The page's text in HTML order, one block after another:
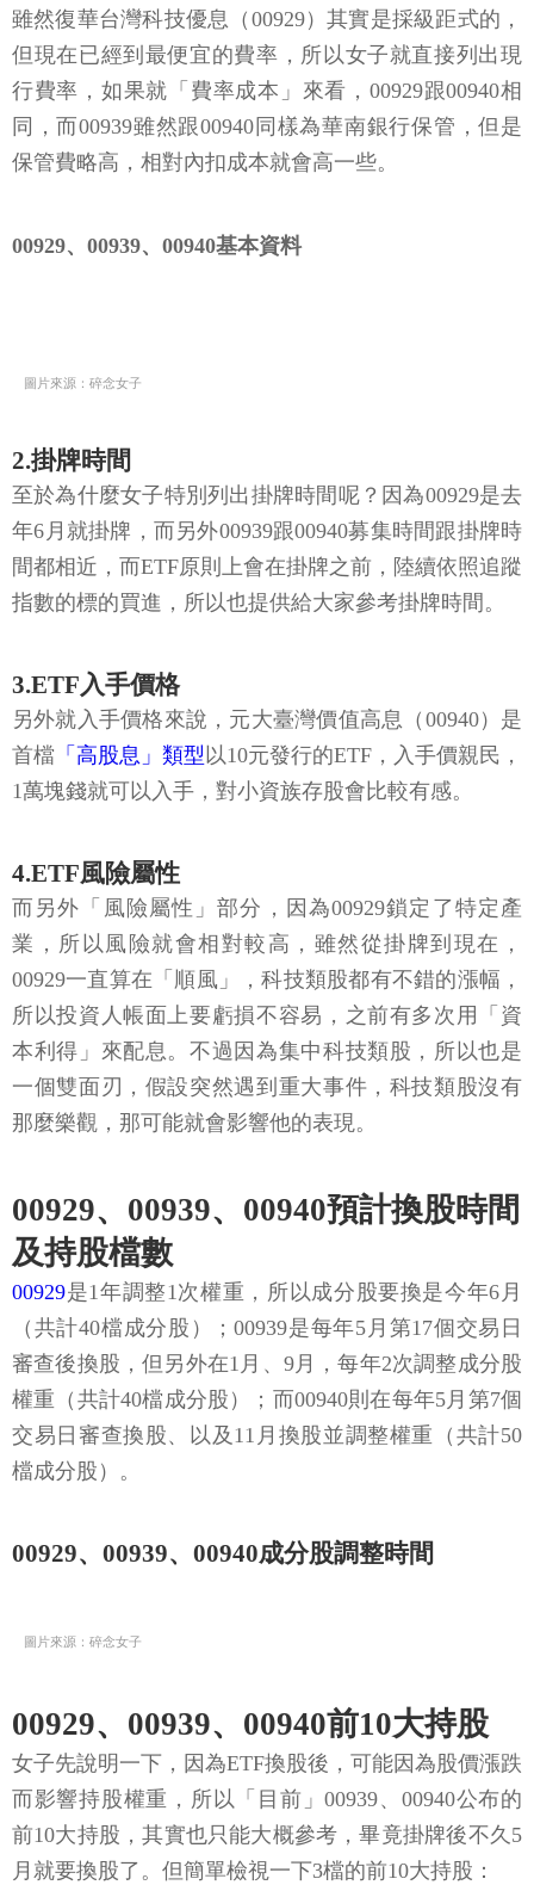
雖然復華台灣科技優息（00929）其實是採級距式的，
但現在已經到最便宜的費率，所以女子就直接列出現
行費率，如果就「費率成本」來看，00929跟00940相
同，而00939雖然跟00940同樣為華南銀行保管，但是
保管費略高，相對內扣成本就會高一些。
00929、00939、00940基本資料
圖片來源：碎念女子
2.掛牌時間
至於為什麼女子特別列出掛牌時間呢？因為00929是去
年6月就掛牌，而另外00939跟00940募集時間跟掛牌時
間都相近，而ETF原則上會在掛牌之前，陸續依照追蹤
指數的標的買進，所以也提供給大家參考掛牌時間。
3.ETF入手價格
另外就入手價格來說，元大臺灣價值高息（00940）是
首檔 「高股息」類型 以10元發行的ETF，入手價親民，
1萬塊錢就可以入手，對小資族存股會比較有感。
4.ETF風險屬性
而另外「風險屬性」部分，因為00929鎖定了特定產
業，所以風險就會相對較高，雖然從掛牌到現在，
00929一直算在「順風」，科技類股都有不錯的漲幅，
所以投資人帳面上要虧損不容易，之前有多次用「資
本利得」來配息。不過因為集中科技類股，所以也是
一個雙面刃，假設突然遇到重大事件，科技類股沒有
那麼樂觀，那可能就會影響他的表現。
00929、00939、00940預計換股時間
及持股檔數
00929是1年調整1次權重，所以成分股要換是今年6月
（共計40檔成分股）；00939是每年5月第17個交易日
審查後換股，但另外在1月、9月，每年2次調整成分股
權重（共計40檔成分股）；而00940則在每年5月第7個
交易日審查換股、以及11月換股並調整權重（共計50
檔成分股）。
00929、00939、00940成分股調整時間
圖片來源：碎念女子
00929、00939、00940前10大持股
女子先說明一下，因為ETF換股後，可能因為股價漲跌
而影響持股權重，所以「目前」00939、00940公布的
前10大持股，其實也只能大概參考，畢竟掛牌後不久5
月就要換股了。但簡單檢視一下3檔的前10大持股：